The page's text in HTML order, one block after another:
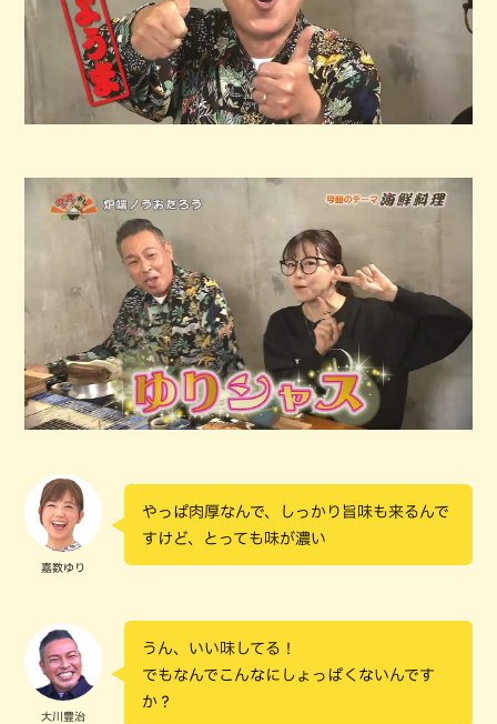
嘉数ゆり
やっぱ肉厚なんで、しっかり旨味も来るんで
すけど、とっても味が濃い
大川豊治
うん、いい味してる！
でもなんでこんなにしょっぱくないんです
か？